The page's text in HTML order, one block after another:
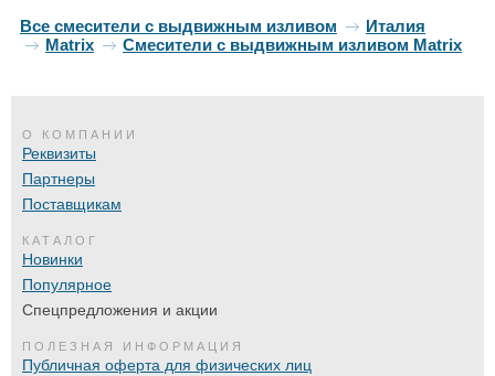
Все смесители с выдвижным изливом
Италия
Matrix
Смесители с выдвижным изливом Matrix
О КОМПАНИИ
Реквизиты
Партнеры
Поставщикам
КАТАЛОГ
Новинки
Популярное
Спецпредложения и акции
ПОЛЕЗНАЯ ИНФОРМАЦИЯ
Публичная оферта для физических лиц